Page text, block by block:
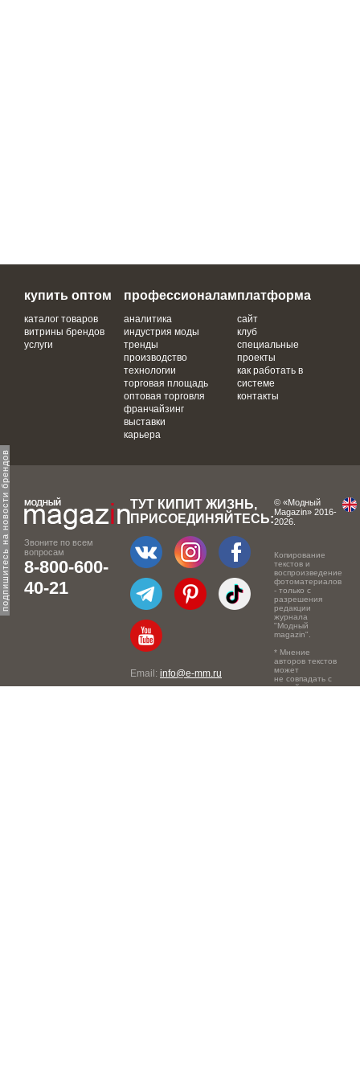
подпишитесь на новости брендов
купить оптом
каталог товаров
витрины брендов
услуги
профессионалам
аналитика
индустрия моды
тренды
производство
технологии
торговая площадь
оптовая торговля
франчайзинг
выставки
карьера
платформа
сайт
клуб
специальные
проекты
как работать в
системе
контакты
Звоните по всем
вопросам
8-800-600-
40-21
ТУТ КИПИТ ЖИЗНЬ,
ПРИСОЕДИНЯЙТЕСЬ:
Email: info@e-mm.ru
© «Модный
Magazin» 2016-
2026.
Копирование
текстов и
воспроизведение
фотоматериалов
- только с
разрешения
редакции
журнала
"Модный
magazin".
* Мнение
авторов текстов
может
не совпадать с
точкой зрения